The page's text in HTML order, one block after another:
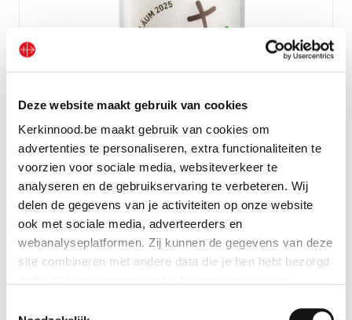
Deze website maakt gebruik van cookies
Kerkinnood.be maakt gebruik van cookies om
advertenties te personaliseren, extra functionaliteiten te
voorzien voor sociale media, websiteverkeer te
analyseren en de gebruikservaring te verbeteren. Wij
delen de gegevens van je activiteiten op onze website
ook met sociale media, adverteerders en
webanalyseplatformen. Zij kunnen de gegevens van deze
site combineren met andere data die je hen hebt bezorgd
Kerze Jubeljahr „Pilger der Hoffnung“
Geschenk anschauen